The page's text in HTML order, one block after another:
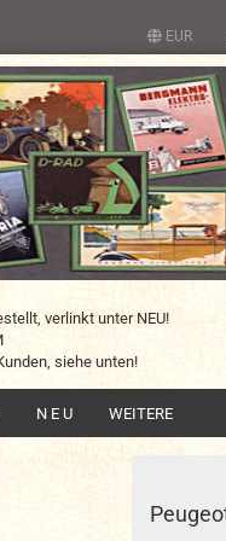
EUR
verlinkt unter NEU!
siehe unten!
N E U WEITERE